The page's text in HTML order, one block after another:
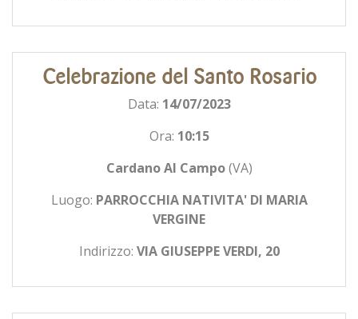
Celebrazione del Santo Rosario
Data: 14/07/2023
Ora: 10:15
Cardano Al Campo(VA)
Luogo: PARROCCHIA NATIVITA' DI MARIA
VERGINE
Indirizzo: VIA GIUSEPPE VERDI, 20